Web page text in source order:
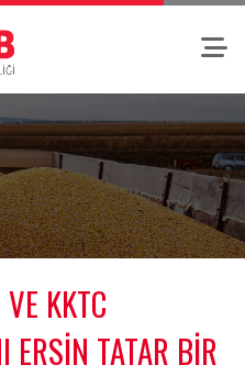
KKTC
ERSİN TATAR BİR